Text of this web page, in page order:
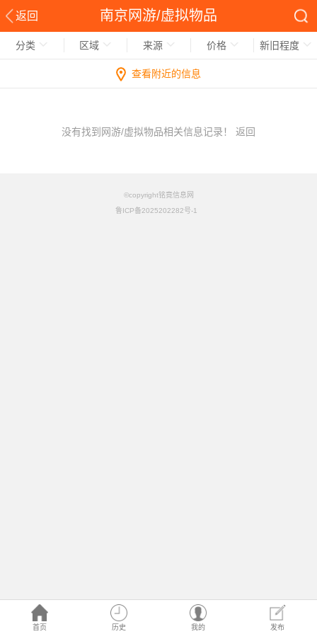
返回 南京网游/虚拟物品
首页 历史 我的 发布
分类 区域 来源 价格 新旧程度
查看附近的信息
没有找到网游/虚拟物品相关信息记录！ 返回
©copyright铭竟信息网
鲁ICP备2025202282号-1